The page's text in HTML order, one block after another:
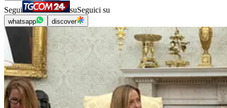
Segui suSeguici su
whatsapp discover